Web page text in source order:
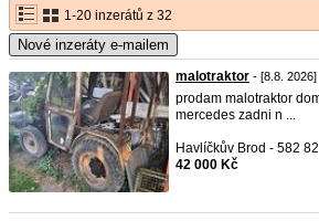
1-20 inzerátů z 32
Nové inzeráty e-mailem
malotraktor - [8.8. 2026]
prodam malotraktor
mercedes zadni n ...
Havlíčkův Brod - 582 82
42 000 Kč